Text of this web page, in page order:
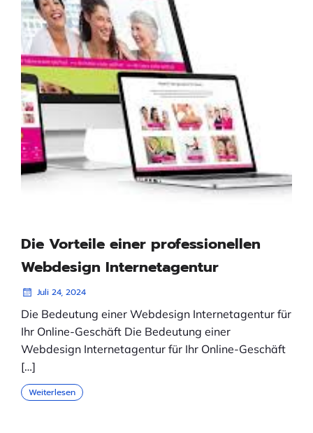
Die Vorteile einer professionellen
Webdesign Internetagentur
Juli 24, 2024
Die Bedeutung einer Webdesign Internetagentur für
Ihr Online-Geschäft Die Bedeutung einer
Webdesign Internetagentur für Ihr Online-Geschäft
[…]
Weiterlesen